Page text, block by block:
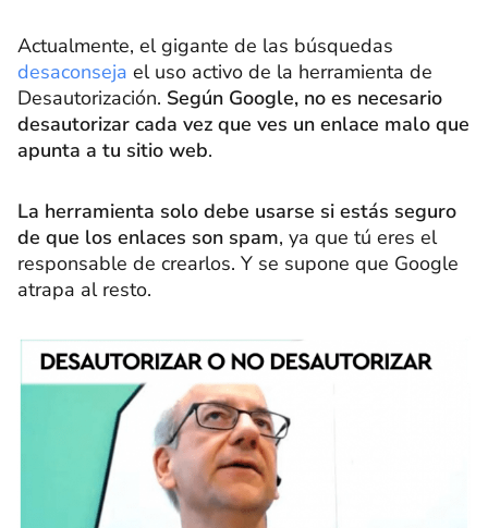
Actualmente, el gigante de las búsquedas
desaconseja el uso activo de la herramienta de
Desautorización. Según Google, no es necesario
desautorizar cada vez que ves un enlace malo que
apunta a tu sitio web.
La herramienta solo debe usarse si estás seguro
de que los enlaces son spam, ya que tú eres el
responsable de crearlos. Y se supone que Google
atrapa al resto.